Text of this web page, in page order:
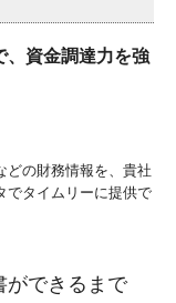
、資金調達力を強
の財務情報を、 貴社
でタイムリーに提供で
ができるまで